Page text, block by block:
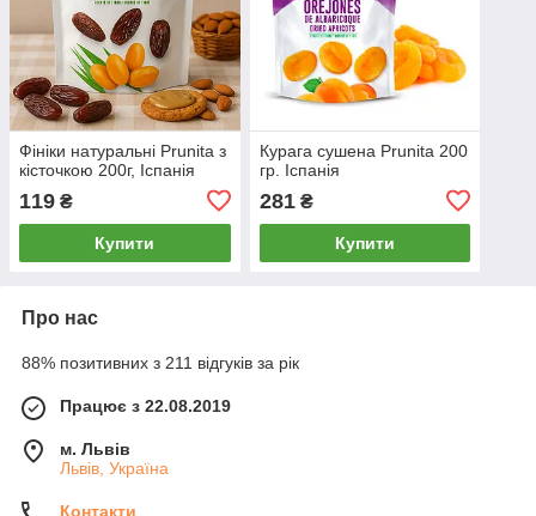
Фініки натуральні Prunita з
кісточкою 200г, Іспанія
119 ₴
Купити
Курага сушена Prunita 200
гр. Іспанія
281₴
Купити
Про нас
88% позитивних з 211 відгуків за рік
Працює з 22.08.2019
м. Львів
Львів, Україна
Контакти